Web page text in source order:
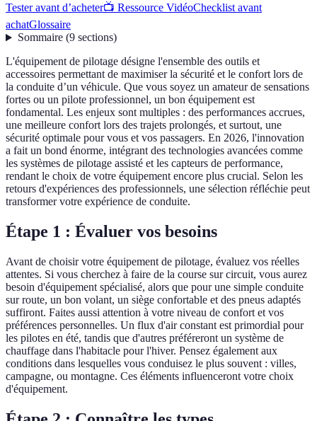
Tester avant d’acheter📺 Ressource VidéoChecklist avant
achatGlossaire
Sommaire(9 sections)
L'équipement de pilotage désigne l'ensemble des outils et
accessoires permettant de maximiser la sécurité et le confort lors de
la conduite d’un véhicule. Que vous soyez un amateur de sensations
fortes ou un pilote professionnel, un bon équipement est
fondamental. Les enjeux sont multiples : des performances accrues,
une meilleure confort lors des trajets prolongés, et surtout, une
sécurité optimale pour vous et vos passagers. En 2026, l'innovation
a fait un bond énorme, intégrant des technologies avancées comme
les systèmes de pilotage assisté et les capteurs de performance,
rendant le choix de votre équipement encore plus crucial. Selon les
retours d'expériences des professionnels, une sélection réfléchie peut
transformer votre expérience de conduite.
Étape 1 : Évaluer vos besoins
Avant de choisir votre équipement de pilotage, évaluez vos réelles
attentes. Si vous cherchez à faire de la course sur circuit, vous aurez
besoin d'équipement spécialisé, alors que pour une simple conduite
sur route, un bon volant, un siège confortable et des pneus adaptés
suffiront. Faites aussi attention à votre niveau de confort et vos
préférences personnelles. Un flux d'air constant est primordial pour
les pilotes en été, tandis que d'autres préféreront un système de
chauffage dans l'habitacle pour l'hiver. Pensez également aux
conditions dans lesquelles vous conduisez le plus souvent : villes,
campagne, ou montagne. Ces éléments influenceront votre choix
d'équipement.